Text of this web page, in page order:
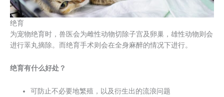
绝育
为宠物绝育时，兽医会为雌性动物切除子宫及卵巢，雄性动物则会
进行睪丸摘除。而绝育手术则会在全身麻醉的情况下进行。
绝育有什么好处？
可防止不必要地繁殖，以及衍生出的流浪问题